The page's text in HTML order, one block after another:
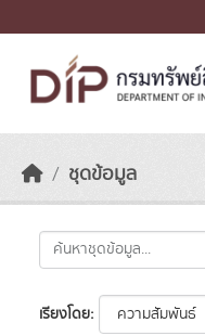
ชุดข้อมูล
เรียงโดย